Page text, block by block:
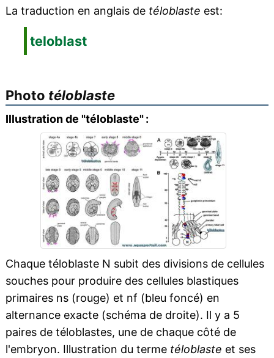
La traduction en anglais de téloblaste est:
teloblast
Photo téloblaste
Illustration de "téloblaste" :
Chaque téloblaste N subit des divisions de cellules
souches pour produire des cellules blastiques
primaires ns (rouge) et nf (bleu foncé) en
alternance exacte (schéma de droite). Il y a 5
paires de téloblastes, une de chaque côté de
l'embryon. Illustration du terme téloblaste et ses